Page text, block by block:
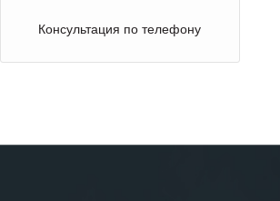
Консультация по телефону